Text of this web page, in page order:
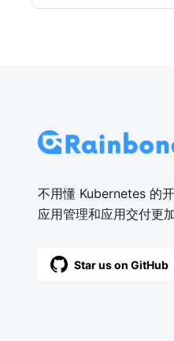
不用懂 Kubernetes 的
应用管理和应用交付更
Star us on GitHub